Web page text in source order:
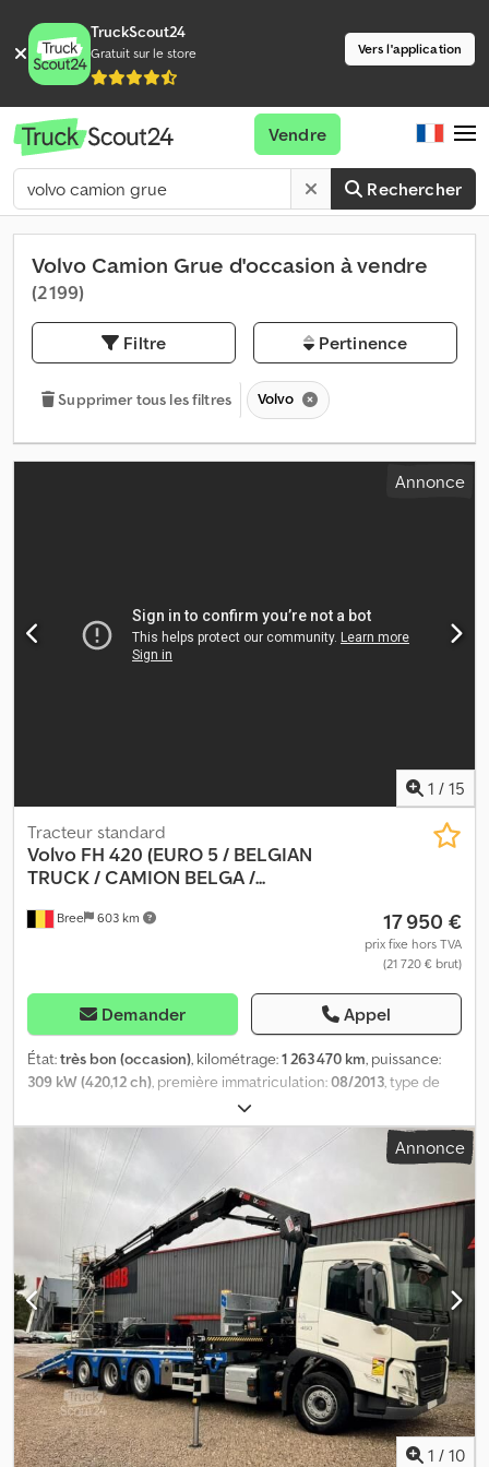
TruckScout24
Gratuit sur le store Vers l'application
Rechercher
Vendre
Volvo Camion Grue d'occasion à vendre
(2 199)
Filtre Pertinence
Supprimer tous les filtres Volvo
Annonce
1 / 15
Bree 603 km
Tracteur standard
Volvo FH 420 (EURO 5 / BELGIAN
TRUCK / CAMION BELGA /...
17 950 €
prix fixe hors TVA
(21 720 € brut)
Demander Appel
État:très bon (occasion), kilométrage:1 263 470 km, puissance:
309 kW (420,12 ch), première immatriculation:08/2013, type de
, état des pneus:50 pourcentage
d'essieux:4x2, carburant:diesel, freins:frein moteur, couleur:
, cabine conducteur: cabine couchette , type d'engrenage:
automatique
, classe d'émission: , suspension:
longueur totale:
6 000 mm, largeur totale:
, Année de construction:2013, Équipement:ABS,
blocage de différentiel, béquet, climatisation, régulation
électrique des vitres
, = Plus d'options et d'accessoires = - 1
couchage - 2 couchages - 2 réservoirs de carburant - Accoudoir
- Airbag - Cabine couchette - Cabine de couchage haute - Freins
à disque - Radio/lecteur de cassettes - Sper - Spoilers -
Suspension arrière : Pneumatique - Suspension avant : Feuille
Dcjdpfx Acjzr Ib Roiok - Toit ouvert - Toit Ouvrant = Plus
d'informations = Sculptures des pneus: 50% Essieu avant:
Direction; Suspension: suspension à lames Essieu arrière: Roues
jumelées; Blocage de différentiel; Suspension: suspension
Annonce
1 / 10